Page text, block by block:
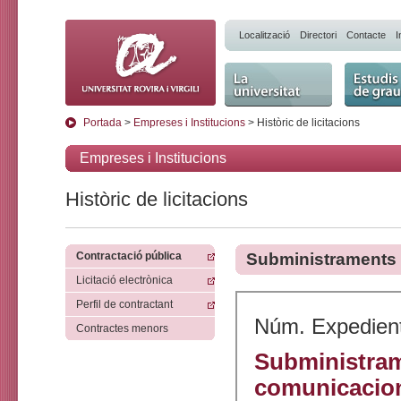
Localització Directori Contacte
La Universitat Estudis
Portada > Empreses i Institucions > Històric de licitacions
Empreses i Institucions
Històric de licitacions
Contractació pública
Licitació electrònica
Perfil de contractant
Contractes menors
Subministraments
Núm.